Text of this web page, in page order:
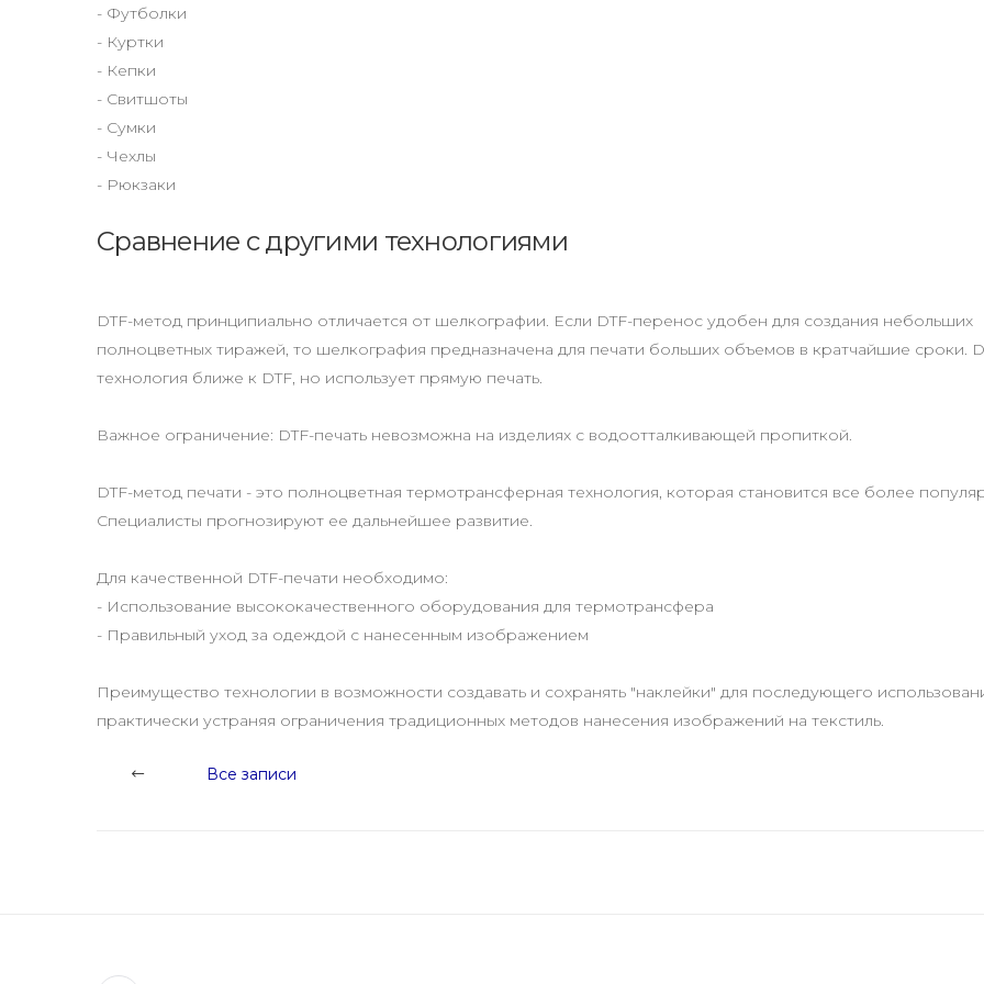
- Футболки
- Куртки
- Кепки
- Свитшоты
- Сумки
- Чехлы
- Рюкзаки
Сравнение с другими технологиями
DTF-метод принципиально отличается от шелкографии. Если DTF-перенос удобен для создания небольших
полноцветных тиражей, то шелкография предназначена для печати больших объемов в кратчайшие сроки.
технология ближе к DTF, но использует прямую печать.
Важное ограничение: DTF-печать невозможна на изделиях с водоотталкивающей пропиткой.
DTF-метод печати - это полноцветная термотрансферная технология, которая становится все более
Специалисты прогнозируют ее дальнейшее развитие.
Для качественной DTF-печати необходимо:
- Использование высококачественного оборудования для термотрансфера
- Правильный уход за одеждой с нанесенным изображением
Преимущество технологии в возможности создавать и сохранять "наклейки" для последующего
практически устраняя ограничения традиционных методов нанесения изображений на текстиль.
Все записи